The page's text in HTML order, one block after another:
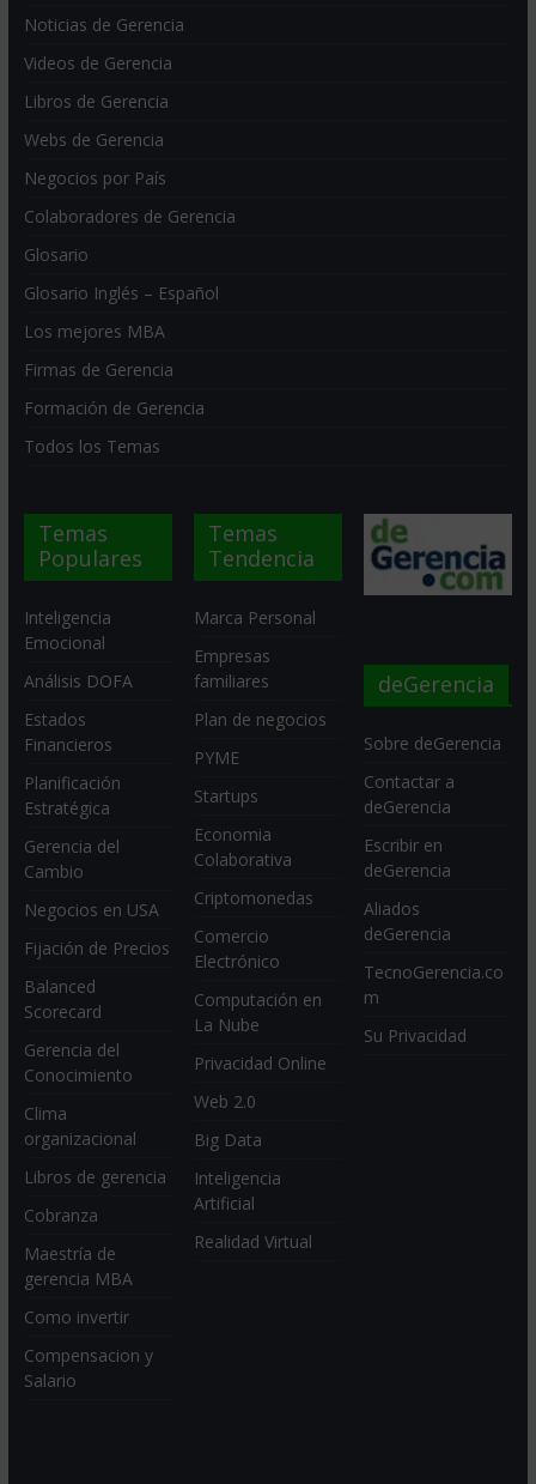
Noticias de Gerencia
Videos de Gerencia
Libros de Gerencia
Webs de Gerencia
Negocios por País
Colaboradores de Gerencia
Glosario
Glosario Inglés – Español
Los mejores MBA
Firmas de Gerencia
Formación de Gerencia
Todos los Temas
Temas
Populares
Inteligencia
Emocional
Análisis DOFA
Estados
Financieros
Planificación
Estratégica
Gerencia del
Cambio
Negocios en USA
Fijación de Precios
Balanced
Scorecard
Gerencia del
Conocimiento
Clima
organizacional
Libros de gerencia
Cobranza
Maestría de
gerencia MBA
Como invertir
Compensacion y
Salario
Temas
Tendencia
Marca Personal
Empresas
familiares
Plan de negocios
PYME
Startups
Economia
Colaborativa
Criptomonedas
Comercio
Electrónico
Computación en
La Nube
Privacidad Online
Web 2.0
Big Data
Inteligencia
Artificial
Realidad Virtual
deGerencia
Sobre deGerencia
Contactar a
deGerencia
Escribir en
deGerencia
Aliados
deGerencia
TecnoGerencia.co
m
Su Privacidad